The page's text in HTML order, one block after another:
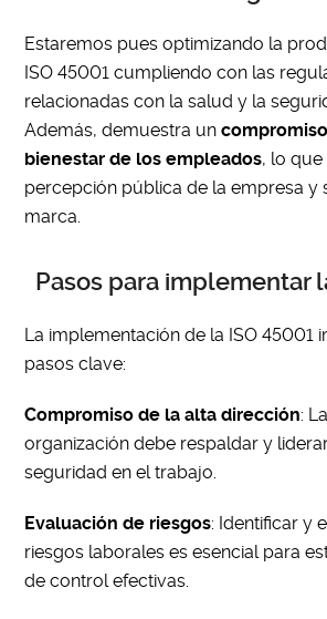
Estaremos pues optimizando la
ISO 45001 cumpliendo con las
relacionadas con la salud y la
Además, demuestra un
bienestar de los empleados, lo
percepción pública de la empresa y
marca.
Pasos para implementar
La implementación de la ISO 45001
pasos clave:
Compromiso de la alta dirección:
organización debe respaldar y
seguridad en el trabajo.
Evaluación de riesgos: Identificar y
riesgos laborales es esencial para
de control efectivas.